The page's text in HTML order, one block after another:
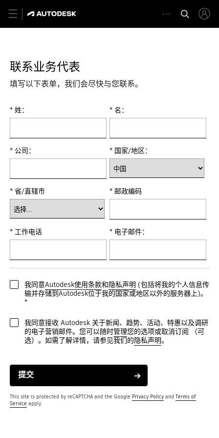
联系业务代表
填写以下表单，我们会尽快与您联系。
* 姓： * 名：
* 公司： * 国家/地区：
* 省/直辖市 * 邮政编码
* 工作电话 * 电子邮件：
我同意Autodesk使用条款和隐私声明 (包括将我的个人信息传
输并存储到Autodesk位于我的国家或地区以外的服务器上)。
*
我同意接收 Autodesk 关于新闻、趋势、活动、特惠以及调研
的电子营销邮件。您可以随时管理您的选项或取消订阅 （可
选）。如需了解详情，请参见我们的隐私声明。
提交
This site is protected by reCAPTCHA and the Google Privacy Policy and Terms of
Service apply.